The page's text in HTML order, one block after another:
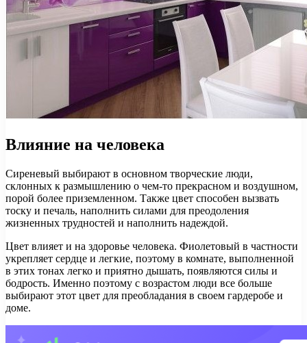
Влияние на человека
Сиреневый выбирают в основном творческие люди,
склонных к размышлению о чем-то прекрасном и воздушном,
порой более приземленном. Также цвет способен вызвать
тоску и печаль, наполнить силами для преодоления
жизненных трудностей и наполнить надеждой.
Цвет влияет и на здоровье человека. Фиолетовый в частности
укрепляет сердце и легкие, поэтому в комнате, выполненной
в этих тонах легко и приятно дышать, появляются силы и
бодрость. Именно поэтому с возрастом люди все больше
выбирают этот цвет для преобладания в своем гардеробе и
доме.